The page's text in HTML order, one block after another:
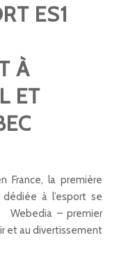
ES1
À
ET
France, la première
à l’esport se
Webedia – premier
et au divertissement